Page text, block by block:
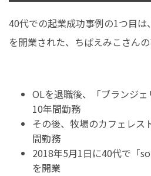
40代での起業成功事例の1つ目は
を開業された、ちばえみこさんの
OLを退職後、「ブランジ
10年間勤務
その後、牧場のカフェレス
間勤務
2018年5月1日に40代で「
を開業